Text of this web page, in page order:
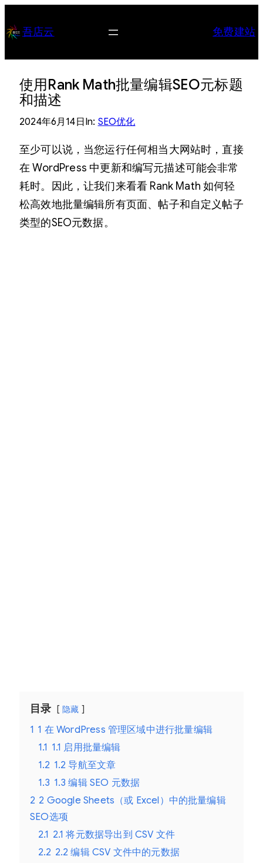
至 吾店云 免费建站
使用Rank Math批量编辑SEO元标题
和描述
2024年6月14日 In: SEO优化
至少可以说，当您运行任何相当大网站时，直接
在 WordPress 中更新和编写元描述可能会非常
耗时。因此，让我们来看看 Rank Math 如何轻
松高效地批量编辑所有页面、帖子和自定义帖子
类型的SEO元数据。
目录 隐藏
1 1 在 WordPress 管理区域中进行批量编辑
1.1 1.1 启用批量编辑
1.2 1.2 导航至文章
1.3 1.3 编辑 SEO 元数据
2 2 Google Sheets（或 Excel）中的批量编辑
SEO选项
2.1 2.1 将元数据导出到 CSV 文件
2.2 2.2 编辑 CSV 文件中的元数据